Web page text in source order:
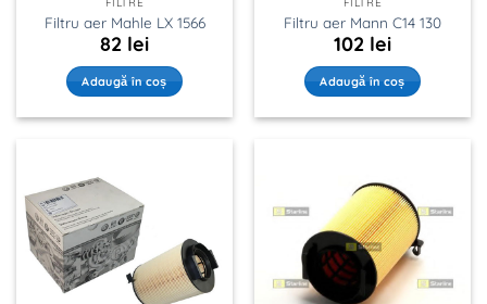
Filtru aer Mahle LX 1566
82 lei
Adaugă în coș
Filtru aer Mann C14 130
102 lei
Adaugă în coș